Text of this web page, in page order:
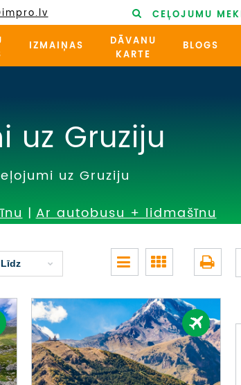
CEĻOJUMU
IZMAIŅAS
DĀVANU
KARTE
BLOGS
uz Gruziju
uz Gruziju
| Ar autobusu + lidmašīnu